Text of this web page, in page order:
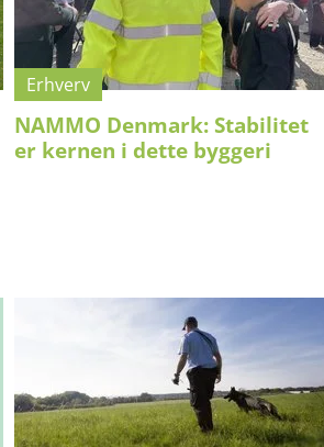
Erhverv
NAMMO Denmark: Stabilitet
er kernen i dette byggeri